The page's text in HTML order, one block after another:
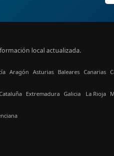
local actualizada.
Aragón Asturias Baleares Canarias
Extremadura Galicia La Rioja